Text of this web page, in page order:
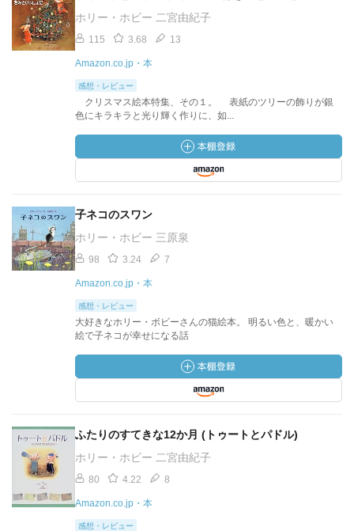
ホリー・ホビー 二宮由紀子
115 3.68 13
Amazon.co.jp・本
感想・レビュー
クリスマス絵本特集、その１。 表紙のツリーの飾りが銀
色にキラキラと光り輝く作りに、如...
子ネコのスワン
ホリー・ホビー 三原泉
98 3.24 7
Amazon.co.jp・本
感想・レビュー
大好きなホリー・ボビーさんの猫絵本。 明るい色と、暖かい
絵で子ネコが幸せになる話
ふたりのすてきな12か月 (トゥートとパドル)
ホリー・ホビー 二宮由紀子
80 4.22 8
Amazon.co.jp・本
感想・レビュー